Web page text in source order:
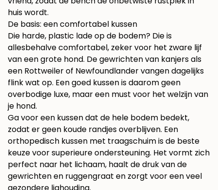
huis wordt.
De basis: een comfortabel kussen
Die harde, plastic lade op de bodem? Die is
allesbehalve comfortabel, zeker voor het zware lijf
van een grote hond. De gewrichten van kanjers als
een Rottweiler of Newfoundlander vangen dagelijks
flink wat op. Een goed kussen is daarom geen
overbodige luxe, maar een must voor het welzijn van
je hond.
Ga voor een kussen dat de hele bodem bedekt,
zodat er geen koude randjes overblijven. Een
orthopedisch kussen met traagschuim is de beste
keuze voor superieure ondersteuning. Het vormt zich
perfect naar het lichaam, haalt de druk van de
gewrichten en ruggengraat en zorgt voor een veel